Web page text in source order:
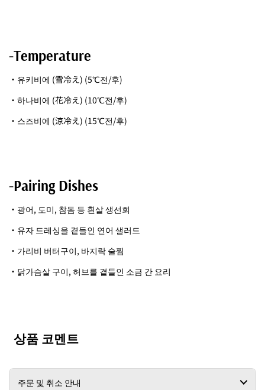
-Temperature
・유키비에 (雪冷え) (5℃전/후)
・하나비에 (花冷え) (10℃전/후)
・스즈비에 (涼冷え) (15℃전/후)
-Pairing Dishes
・광어, 도미, 참돔 등 흰살 생선회
・유자 드레싱을 곁들인 연어 샐러드
・가리비 버터구이, 바지락 술찜
・닭가슴살 구이, 허브를 곁들인 소금 간 요리
상품 코멘트
주문 및 취소 안내